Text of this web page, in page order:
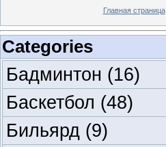
Главная страница
Categories
Бадминтон (16)
Баскетбол (48)
Бильярд (9)